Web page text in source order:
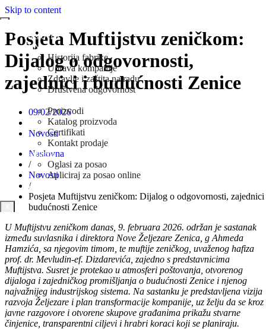
Skip to content
Naslovna
O Nama
Historija fabrike
Uprava kompanije
Zdravlje i zaštita na radu
Društvena odgovornost
Proizvodi
Katalog proizvoda
Certifikati
Kontakt prodaje
Karijera
Oglasi za posao
Apliciraj za posao online
Novosti
Posjeta Muftijstvu zeničkom:
Dijalog o odgovornosti,
zajednici i budućnosti Zenice
09/02/2026
Novosti
Naslovna
/
Novosti
/
Posjeta Muftijstvu zeničkom: Dijalog o odgovornosti,
budućnosti Zenice
U Muftijstvu zeničkom danas, 9. februara 2026. održan je sastanak
između suvlasnika i direktora Nove Željezare Zenica, g Ahmeda
Hamzića, sa njegovim timom, te muftije zeničkog, uvaženog hafiza
prof. dr. Mevludin‑ef. Dizdarevića, zajedno s predstavnicima
Muftijstva. Susret je protekao u atmosferi poštovanja, otvorenog
dijaloga i zajedničkog promišljanja o budućnosti Zenice i njenog
najvažnijeg industrijskog sistema. Na sastanku je predstavljena vizija
razvoja Željezare i plan transformacije kompanije, uz želju da se kroz
javne razgovore i otvorene skupove građanima prikažu stvarne
činjenice, transparentni ciljevi i hrabri koraci koji se planiraju.